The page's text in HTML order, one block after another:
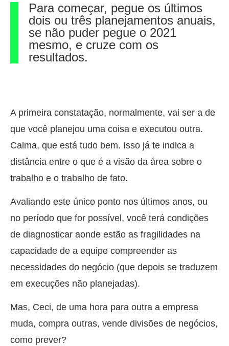
Para começar, pegue os últimos
dois ou três planejamentos anuais,
se não puder pegue o 2021
mesmo, e cruze com os
resultados.
A primeira constatação, normalmente, vai ser a de
que você planejou uma coisa e executou outra.
Calma, que está tudo bem. Isso já te indica a
distância entre o que é a visão da área sobre o
trabalho e o trabalho de fato.
Avaliando este único ponto nos últimos anos, ou
no período que for possível, você terá condições
de diagnosticar aonde estão as fragilidades na
capacidade de a equipe compreender as
necessidades do negócio (que depois se traduzem
em execuções não planejadas).
Mas, Ceci, de uma hora para outra a empresa
muda, compra outras, vende divisões de negócios,
como prever?